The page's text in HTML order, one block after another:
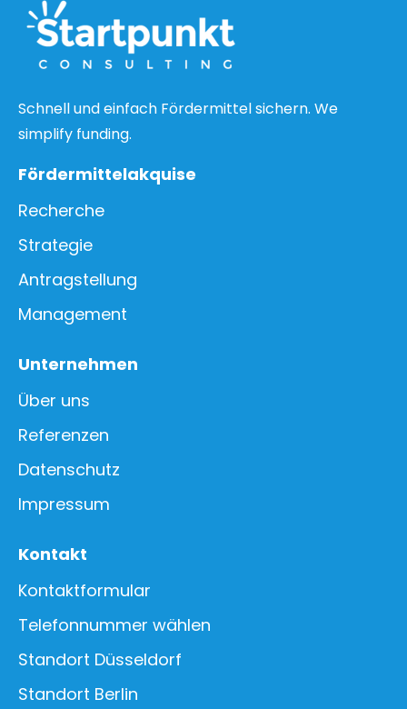
Schnell und einfach Fördermittel sichern. We
simplify funding.
Fördermittelakquise
Recherche
Strategie
Antragstellung
Management
Unternehmen
Über uns
Referenzen
Datenschutz
Impressum
Kontakt
Kontaktformular
Telefonnummer wählen
Standort Düsseldorf
Standort Berlin